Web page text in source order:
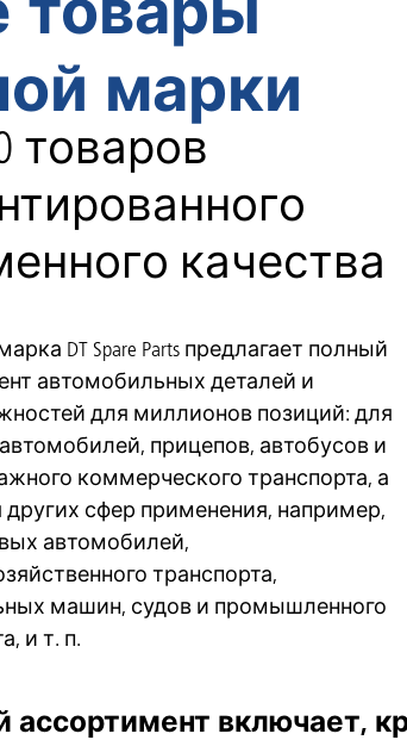
марки
товаров
качества
DT Spare Parts предлагает полный
автомобильных деталей и
для миллионов позиций: для
прицепов, автобусов и
коммерческого транспорта, а
сфер применения, например,
автомобилей,
транспорта,
машин, судов и промышленного
и т. п.
ассортимент включает,